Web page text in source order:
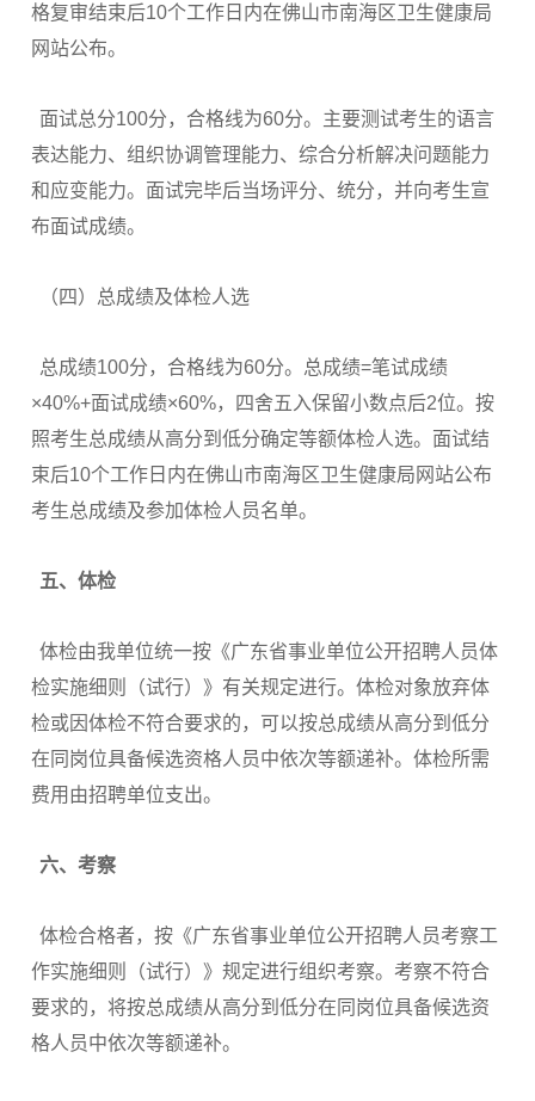
格复审结束后10个工作日内在佛山市南海区卫生健康局
网站公布。
面试总分100分，合格线为60分。主要测试考生的语言
表达能力、组织协调管理能力、综合分析解决问题能力
和应变能力。面试完毕后当场评分、统分，并向考生宣
布面试成绩。
（四）总成绩及体检人选
总成绩100分，合格线为60分。总成绩=笔试成绩
×40%+面试成绩×60%，四舍五入保留小数点后2位。按
照考生总成绩从高分到低分确定等额体检人选。面试结
束后10个工作日内在佛山市南海区卫生健康局网站公布
考生总成绩及参加体检人员名单。
五、体检
体检由我单位统一按《广东省事业单位公开招聘人员体
检实施细则（试行）》有关规定进行。体检对象放弃体
检或因体检不符合要求的，可以按总成绩从高分到低分
在同岗位具备候选资格人员中依次等额递补。体检所需
费用由招聘单位支出。
六、考察
体检合格者，按《广东省事业单位公开招聘人员考察工
作实施细则（试行）》规定进行组织考察。考察不符合
要求的，将按总成绩从高分到低分在同岗位具备候选资
格人员中依次等额递补。